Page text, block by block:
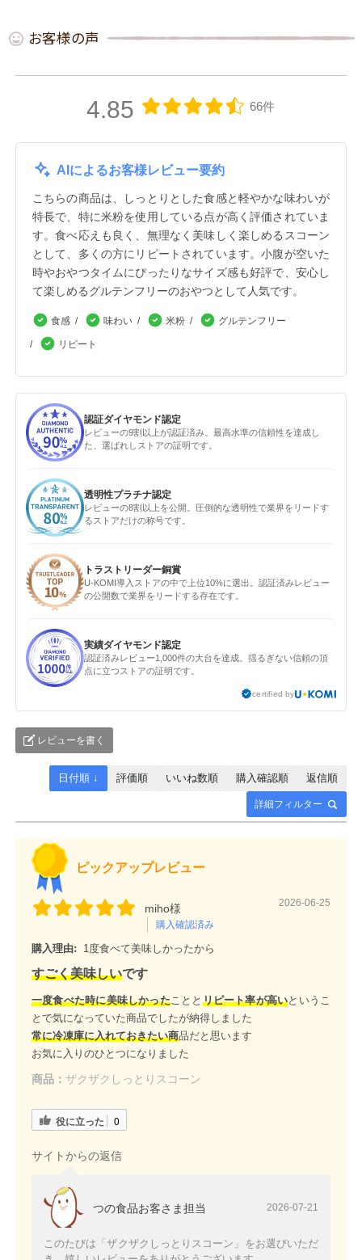
お客様の声
4.85 66件
AIによるお客様レビュー要約
こちらの商品は、しっとりとした食感と軽やかな味わいが
特長で、特に米粉を使用している点が高く評価されていま
す。食べ応えも良く、無理なく美味しく楽しめるスコーン
として、多くの方にリピートされています。小腹が空いた
時やおやつタイムにぴったりなサイズ感も好評で、安心し
て楽しめるグルテンフリーのおやつとして人気です。
食感 味わい 米粉 グルテンフリー
リピート
認証ダイヤモンド認定
レビューの9割以上が認証済み。最高水準の信頼性を達成し
た、選ばれしストアの証明です。
透明性プラチナ認定
レビューの8割以上を公開。圧倒的な透明性で業界をリードす
るストアだけの称号です。
トラストリーダー銅賞
U-KOMI導入ストアの中で上位10%に選出。認証済みレビュー
の公開数で業界をリードする存在です。
実績ダイヤモンド認定
認証済みレビュー1,000件の大台を達成。揺るぎない信頼の頂
点に立つストアの証明です。
certified by
レビューを書く
詳細フィルター
日付順 ↓ 評価順 いいね数順 購入確認順 返信順
ピックアップレビュー
miho様
購入確認済み
2026-06-25
購入理由: 1度食べて美味しかったから
すごく美味しいです
一度食べた時に美味しかったことと リピート率が高いというこ
とで気になっていた商品でしたが納得しました
常に冷凍庫に入れておきたい商品だと思います
お気に入りのひとつになりました
商品： ザクザクしっとりスコーン
役に立った 0
サイトからの返信
つの食品お客さま担当 2026-07-21
このたびは「ザクザクしっとりスコーン」をお選びいただ